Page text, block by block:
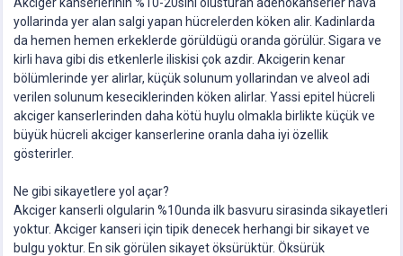
yollarinda yer alan salgi yapan hücrelerden köken alir. Kadinlarda
da hemen hemen erkeklerde görüldügü oranda görülür. Sigara ve
kirli hava gibi dis etkenlerle iliskisi çok azdir. Akcigerin kenar
bölümlerinde yer alirlar, küçük solunum yollarindan ve alveol adi
verilen solunum keseciklerinden köken alirlar. Yassi epitel hücreli
akciger kanserlerinden daha kötü huylu olmakla birlikte küçük ve
büyük hücreli akciger kanserlerine oranla daha iyi özellik
gösterirler.
Ne gibi sikayetlere yol açar?
Akciger kanserli olgularin %10unda ilk basvuru sirasinda sikayetleri
yoktur. Akciger kanseri için tipik denecek herhangi bir sikayet ve
bulgu yoktur. En sik görülen sikayet öksürüktür. Öksürük